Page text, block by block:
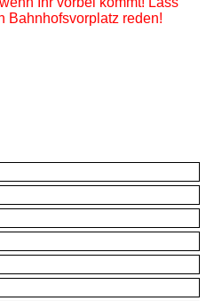
Bahnhofsvorplatz reden!